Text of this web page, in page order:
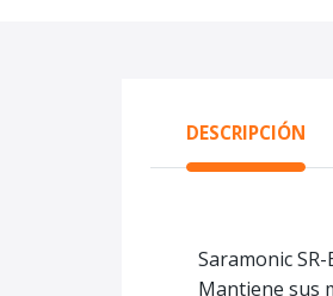
DESCRIPCIÓN
Saramonic
Mantiene sus